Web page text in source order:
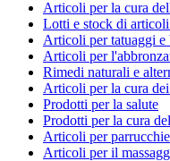
Articoli per la cura
Lotti e stock di
Articoli per tatuaggi e
Articoli per
Rimedi naturali e
Articoli per la cura
Prodotti per la salute
Prodotti per la cura
Articoli per
Articoli per il